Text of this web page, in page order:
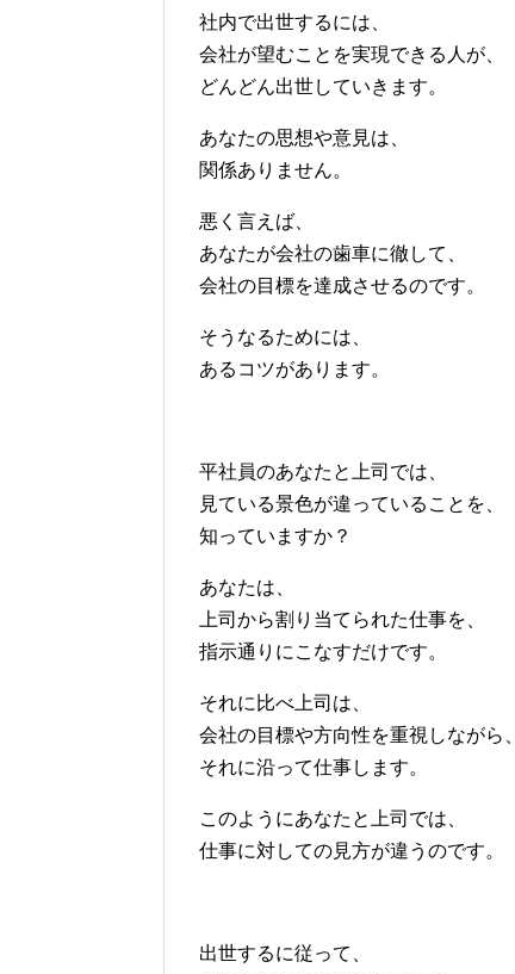
社内で出世するには、
会社が望むことを実現できる人が、
どんどん出世していきます。
あなたの思想や意見は、
関係ありません。
悪く言えば、
あなたが会社の歯車に徹して、
会社の目標を達成させるのです。
そうなるためには、
あるコツがあります。
平社員のあなたと上司では、
見ている景色が違っていることを、
知っていますか？
あなたは、
上司から割り当てられた仕事を、
指示通りにこなすだけです。
それに比べ上司は、
会社の目標や方向性を重視しながら、
それに沿って仕事します。
このようにあなたと上司では、
仕事に対しての見方が違うのです。
出世するに従って、